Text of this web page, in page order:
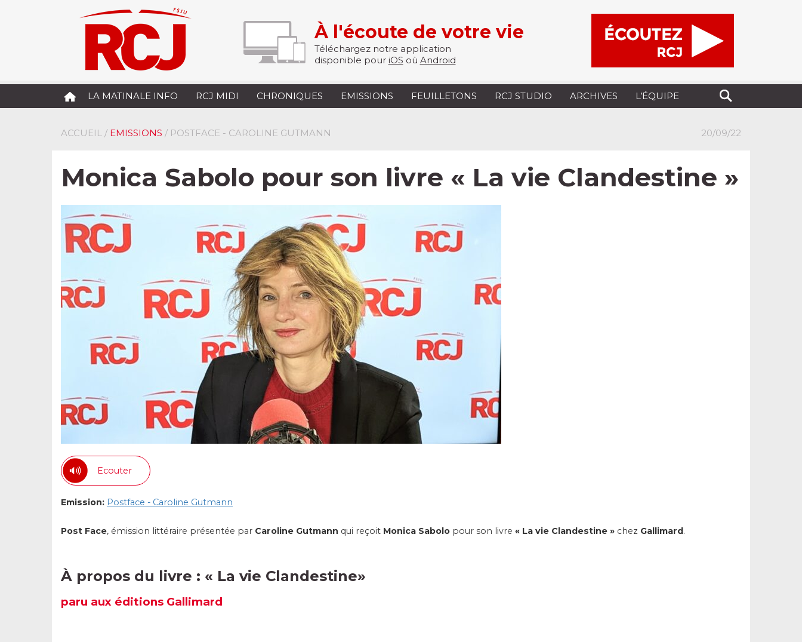
À l'écoute de votre vie
Téléchargez notre application
disponible pour iOS où Android
LA MATINALE INFO RCJ MIDI CHRONIQUES EMISSIONS FEUILLETONS RCJ STUDIO ARCHIVES L’ÉQUIPE
ACCUEIL / EMISSIONS / POSTFACE - CAROLINE GUTMANN 20/09/22
Monica Sabolo pour son livre « La vie Clandestine »
Ecouter
Emission: Postface - Caroline Gutmann
Post Face, émission littéraire présentée par Caroline Gutmann qui reçoit Monica Sabolo pour son livre « La vie Clandestine » chez Gallimard.
À propos du livre : « La vie Clandestine»
paru aux éditions Gallimard